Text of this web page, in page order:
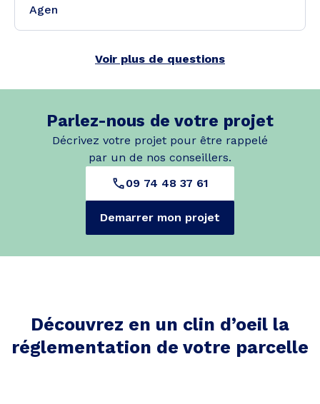
Agen
Voir plus de questions
Parlez-nous de votre projet
Décrivez votre projet pour être rappelé
par un de nos conseillers.
09 74 48 37 61
Demarrer mon projet
Découvrez en un clin d’oeil la
réglementation de votre parcelle